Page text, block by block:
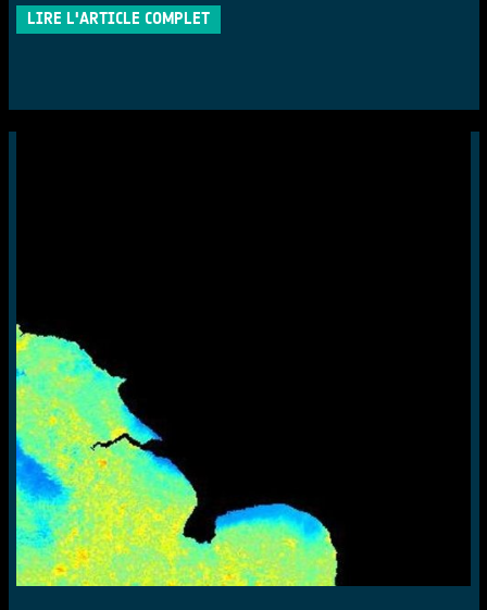
LIRE L'ARTICLE COMPLET